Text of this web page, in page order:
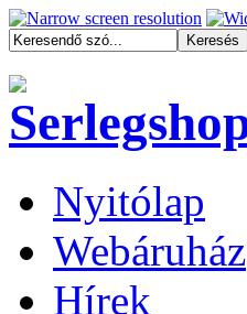
Nyitólap
Webáruház
Hírek